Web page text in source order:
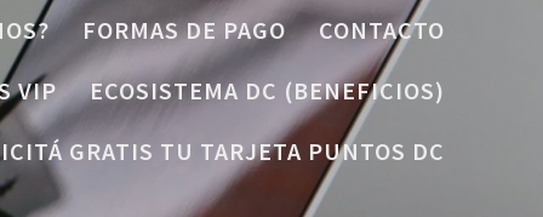
FORMAS DE PAGO
CONTACTO
VIP
ECOSISTEMA DC (BENEFICIOS)
GRATIS TU TARJETA PUNTOS DC